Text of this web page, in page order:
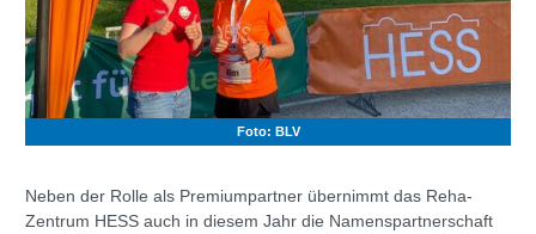
Foto: BLV
Neben der Rolle als Premiumpartner übernimmt das Reha-
Zentrum HESS auch in diesem Jahr die Namenspartnerschaft